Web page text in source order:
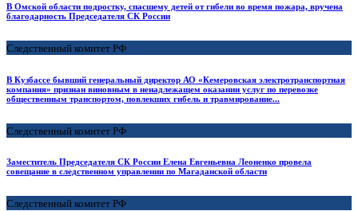
В Омской области подростку, спасшему детей от гибели во время пожара, вручена
благодарность Председателя СК России
Следственный комитет РФ
В Кузбассе бывший генеральный директор АО «Кемеровская электротранспортная
компания» признан виновным в ненадлежащем оказании услуг по перевозке
общественным транспортом, повлекших гибель и травмирование...
Следственный комитет РФ
Заместитель Председателя СК России Елена Евгеньевна Леоненко провела
совещание в следственном управлении по Магаданской области
Следственный комитет РФ